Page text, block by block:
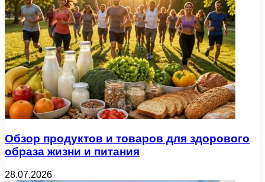
Обзор продуктов и товаров для здорового
образа жизни и питания
28.07.2026